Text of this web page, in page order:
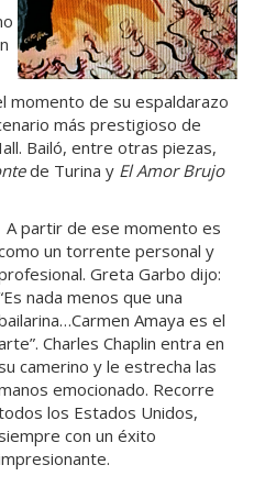
momento de su espaldarazo
más prestigioso de
Bailó, entre otras piezas,
de Turina y El Amor Brujo
A partir de ese momento es
un torrente personal y
Greta Garbo dijo:
nada menos que una
Amaya es el
Charles Chaplin entra en
camerino y le estrecha las
emocionado. Recorre
los Estados Unidos,
con un éxito